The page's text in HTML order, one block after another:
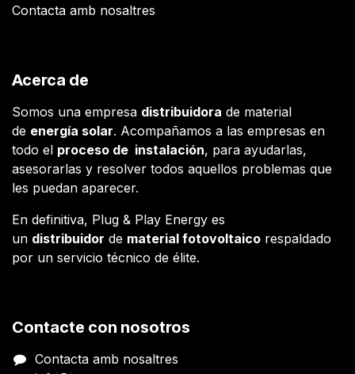
Contacta amb nosaltres
Acerca de
Somos una empresa distribuidora de material
de energía solar. Acompañamos a las empresas en
todo el proceso de instalación, para ayudarlas,
asesorarlas y resolver todos aquellos problemas que
les puedan aparecer.
En definitiva, Plug & Play Energy es
un distribuidor de material fotovoltaico respaldado
por un servicio técnico de élite.
Contacte con nosotros
Contacta amb nosaltres